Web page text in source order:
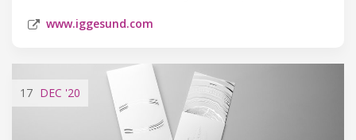
www.iggesund.com
17 DEC '20